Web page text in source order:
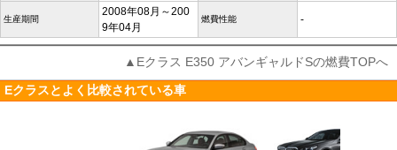
生産期間
2008年08月～200
9年04月
燃費性能 -
▲Eクラス E350 アバンギャルドSの燃費TOPへ
Eクラスとよく比較されている車